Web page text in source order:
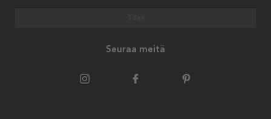
Seuraa meitä